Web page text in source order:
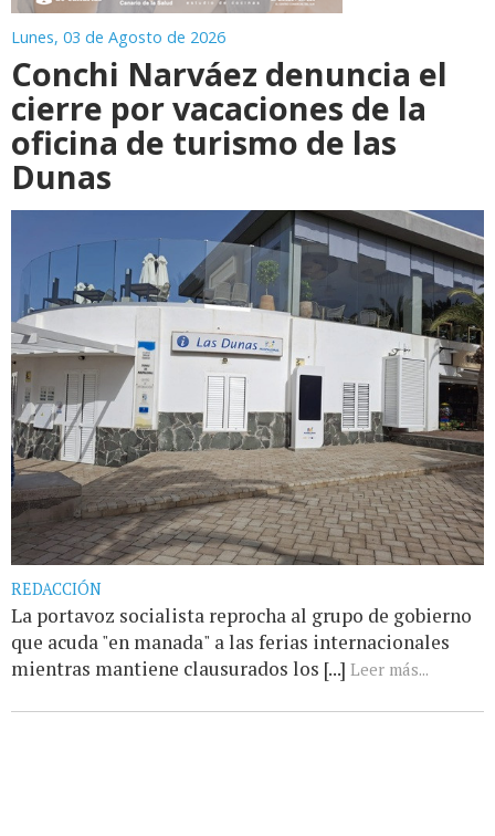
Lunes, 03 de Agosto de 2026
Conchi Narváez denuncia el
cierre por vacaciones de la
oficina de turismo de las
Dunas
REDACCIÓN
La portavoz socialista reprocha al grupo de gobierno
que acuda "en manada" a las ferias internacionales
mientras mantiene clausurados los [...] Leer más...